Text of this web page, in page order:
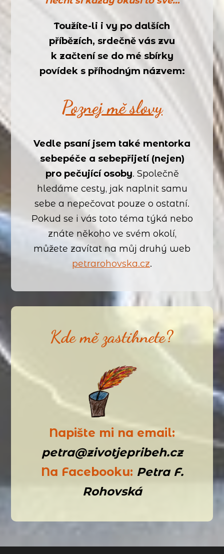
Toužíte-li i vy po dalších
příbězích, srdečně vás zvu
k začtení se do mé sbírky
povídek s příhodným názvem:
Poznej mě slovy
Vedle psaní jsem také mentorka
sebepéče a sebepřijetí (nejen)
pro pečující osoby. Společně
hledáme cesty, jak naplnit samu
sebe a nepečovat pouze o ostatní.
Pokud se i vás toto téma týká nebo
znáte někoho ve svém okolí,
můžete zavítat na můj druhý web
petrarohovska.cz.
Kde mě zastihnete?
Napište mi na email:
petra@zivotjepribeh.cz
Na Facebooku: Petra F.
Rohovská